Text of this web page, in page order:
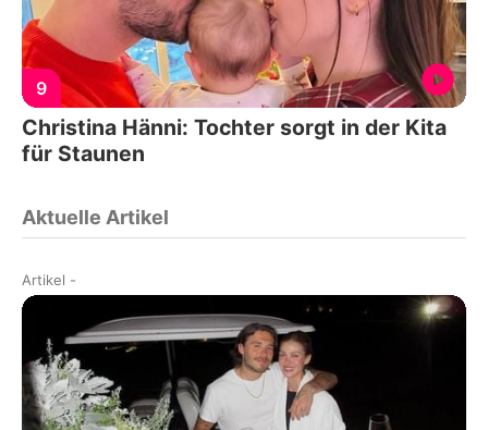
9
Christina Hänni: Tochter sorgt in der Kita
für Staunen
Aktuelle Artikel
Artikel -